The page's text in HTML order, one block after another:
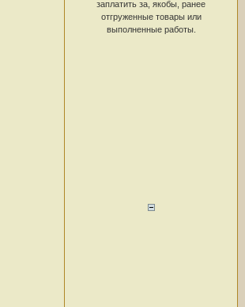
заплатить за, якобы, ранее
отгруженные товары или
выполненные работы.